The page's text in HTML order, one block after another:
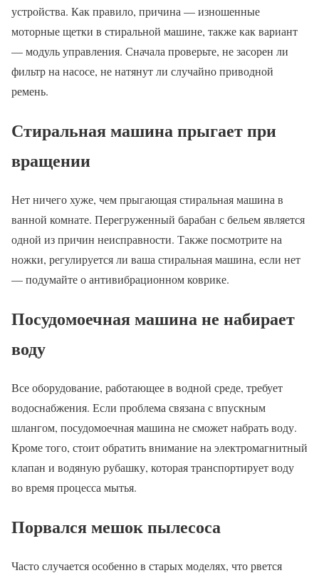
устройства. Как правило, причина — изношенные
моторные щетки в стиральной машине, также как вариант
— модуль управления. Сначала проверьте, не засорен ли
фильтр на насосе, не натянут ли случайно приводной
ремень.
Стиральная машина прыгает при
вращении
Нет ничего хуже, чем прыгающая стиральная машина в
ванной комнате. Перегруженный барабан с бельем является
одной из причин неисправности. Также посмотрите на
ножки, регулируется ли ваша стиральная машина, если нет
— подумайте о антивибрационном коврике.
Посудомоечная машина не набирает
воду
Все оборудование, работающее в водной среде, требует
водоснабжения. Если проблема связана с впускным
шлангом, посудомоечная машина не сможет набрать воду.
Кроме того, стоит обратить внимание на электромагнитный
клапан и водяную рубашку, которая транспортирует воду
во время процесса мытья.
Порвался мешок пылесоса
Часто случается особенно в старых моделях, что рвется